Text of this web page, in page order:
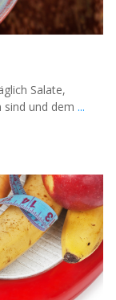
Salate,
sind und dem ...